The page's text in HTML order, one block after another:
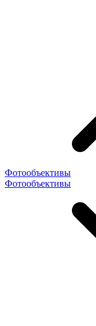
Фотообъективы
Фотообъективы